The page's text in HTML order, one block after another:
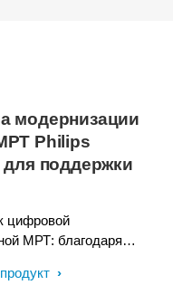
модернизации
Philips
для поддержки
цифровой
МРТ: благодаря
систем Ingenia